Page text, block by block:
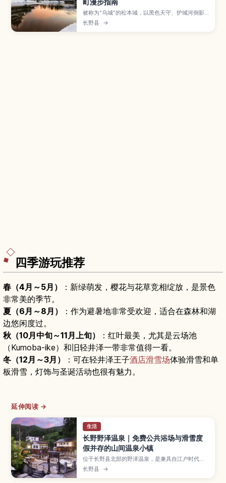
町漫步指南
被称为“乌城”的松本城，以黑色天守、护城河倒影
与远处阿尔卑斯群山交织出的景致而闻名，是日本
的国宝城之一。本文介绍天守内部的参观重点与陡
长野县 →
四季游玩推荐
春（4月～5月）
：新绿萌发，樱花与花草竞相绽放，是景色
非常美的季节。
夏（6月～8月）
：作为避暑地非常受欢迎，适合在森林和湖
边悠闲度过。
秋（10月中旬～11月上旬）
：红叶最美，尤其是云场池
（Kumoba-ike）和旧轻井泽一带非常值得一看。
冬（12月～3月）
：可在轻井泽王子酒店滑雪场体验滑雪和单
板滑雪，灯饰与圣诞活动也很有魅力。
延伸阅读 →
生活
长野野泽温泉｜免费公共浴场与滑雪度
假并存的山间温泉小镇
位于长野县北部的野泽温泉，是兼具自江户时代延
续至今的汤治文化与粉雪滑雪胜地的人气温泉街。
本文介绍遍布镇内的13处公共浴场与入浴礼仪、冬
长野县 →